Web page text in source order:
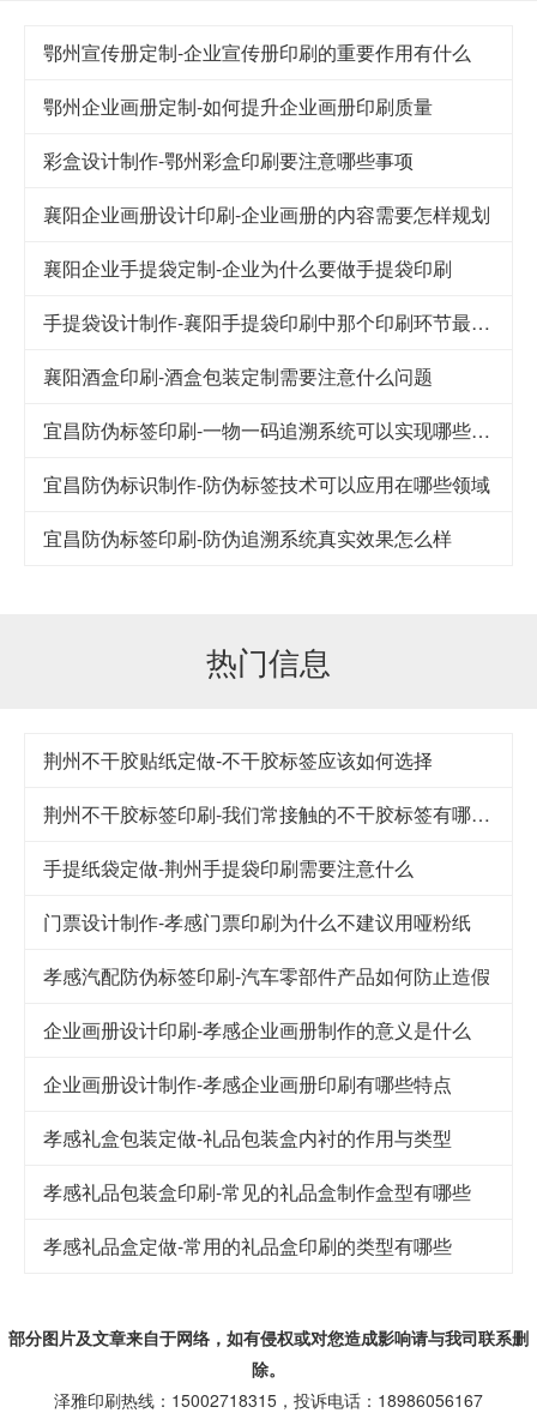
鄂州宣传册定制-企业宣传册印刷的重要作用有什么
鄂州企业画册定制-如何提升企业画册印刷质量
彩盒设计制作-鄂州彩盒印刷要注意哪些事项
襄阳企业画册设计印刷-企业画册的内容需要怎样规划
襄阳企业手提袋定制-企业为什么要做手提袋印刷
手提袋设计制作-襄阳手提袋印刷中那个印刷环节最重要
襄阳酒盒印刷-酒盒包装定制需要注意什么问题
宜昌防伪标签印刷-一物一码追溯系统可以实现哪些功能
宜昌防伪标识制作-防伪标签技术可以应用在哪些领域
宜昌防伪标签印刷-防伪追溯系统真实效果怎么样
热门信息
荆州不干胶贴纸定做-不干胶标签应该如何选择
荆州不干胶标签印刷-我们常接触的不干胶标签有哪几类
手提纸袋定做-荆州手提袋印刷需要注意什么
门票设计制作-孝感门票印刷为什么不建议用哑粉纸
孝感汽配防伪标签印刷-汽车零部件产品如何防止造假
企业画册设计印刷-孝感企业画册制作的意义是什么
企业画册设计制作-孝感企业画册印刷有哪些特点
孝感礼盒包装定做-礼品包装盒内衬的作用与类型
孝感礼品包装盒印刷-常见的礼品盒制作盒型有哪些
孝感礼品盒定做-常用的礼品盒印刷的类型有哪些
部分图片及文章来自于网络，如有侵权或对您造成影响请与我司联系删
除。
泽雅印刷热线：15002718315，投诉电话：18986056167